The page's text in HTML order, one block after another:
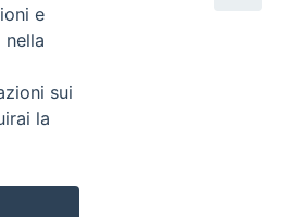
SEGUICI SU
e
sui
la